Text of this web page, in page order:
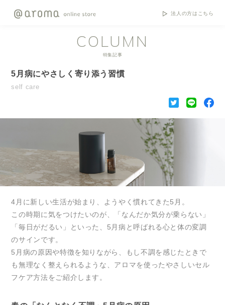
法人の方はこちら
COLUMN
特集記事
5月病にやさしく寄り添う習慣
self care
4月に新しい生活が始まり、ようやく慣れてきた5月。
この時期に気をつけたいのが、「なんだか気分が乗らない」
「毎日がだるい」といった、5月病と呼ばれる心と体の変調
のサインです。
5月病の原因や特徴を知りながら、もし不調を感じたときで
も無理なく整えられるような、アロマを使ったやさしいセル
フケア方法をご紹介します。